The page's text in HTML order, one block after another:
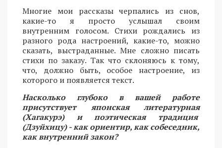
Многие мои рассказы черпались из снов,
какие-то я просто услышал своим
внутренним голосом. Стихи рождались из
разного рода настроений, какие-то, можно
сказать, выстраданные. Мне сложно писать
стихи по заказу. Так что склоняюсь к тому,
что, должно быть, особое настроение, из
которого и появляется текст.
Насколько глубоко в вашей работе
присутствует японская литературная
(Хагакурэ) и поэтическая традиция
(Дзуйхицу) - как ориентир, как собеседник,
как внутренний закон?